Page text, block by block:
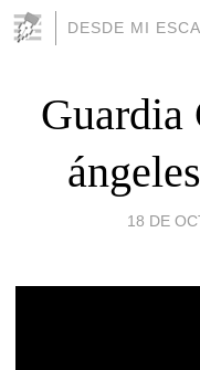
DESDE MI
Guardia
18 DE